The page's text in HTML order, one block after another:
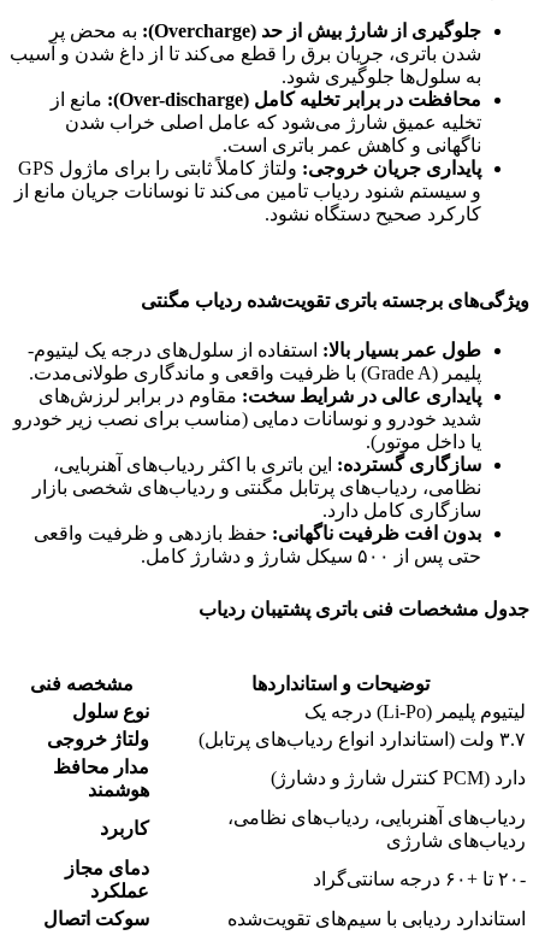
جلوگیری از شارژ بیش از حد (Overcharge):
به محض پر
شدن باتری، جریان برق را قطع می‌کند تا از داغ شدن و آسیب
به سلول‌ها جلوگیری شود.
محافظت در برابر تخلیه کامل (Over-discharge):
مانع از
تخلیه عمیق شارژ می‌شود که عامل اصلی خراب شدن
ناگهانی و کاهش عمر باتری است.
پایداری جریان خروجی:
ولتاژ کاملاً ثابتی را برای ماژول GPS
و سیستم شنود ردیاب تامین می‌کند تا نوسانات جریان مانع از
کارکرد صحیح دستگاه نشود.
ویژگی‌های برجسته باتری تقویت‌شده ردیاب مگنتی
طول عمر بسیار بالا: استفاده از سلول‌های درجه یک لیتیوم-
پلیمر (Grade A) با ظرفیت واقعی و ماندگاری طولانی‌مدت.
پایداری عالی در شرایط سخت: مقاوم در برابر لرزش‌های
شدید خودرو و نوسانات دمایی (مناسب برای نصب زیر خودرو
یا داخل موتور).
سازگاری گسترده: این باتری با اکثر ردیاب‌های آهنربایی،
نظامی، ردیاب‌های پرتابل مگنتی و ردیاب‌های شخصی بازار
سازگاری کامل دارد.
بدون افت ظرفیت ناگهانی: حفظ بازدهی و ظرفیت واقعی
حتی پس از ۵۰۰ سیکل شارژ و دشارژ کامل.
جدول مشخصات فنی باتری پشتیبان ردیاب
مشخصه فنی
توضیحات و استانداردها
نوع سلول
لیتیوم پلیمر (Li-Po) درجه یک
ولتاژ خروجی
۳.۷ ولت (استاندارد انواع ردیاب‌های پرتابل)
مدار محافظ
هوشمند
دارد (PCM کنترل شارژ و دشارژ)
کاربرد
ردیاب‌های آهنربایی، ردیاب‌های نظامی،
ردیاب‌های شارژی
دمای مجاز
عملکرد
-۲۰ تا +۶۰ درجه سانتی‌گراد
سوکت اتصال
استاندارد ردیابی با سیم‌های تقویت‌شده